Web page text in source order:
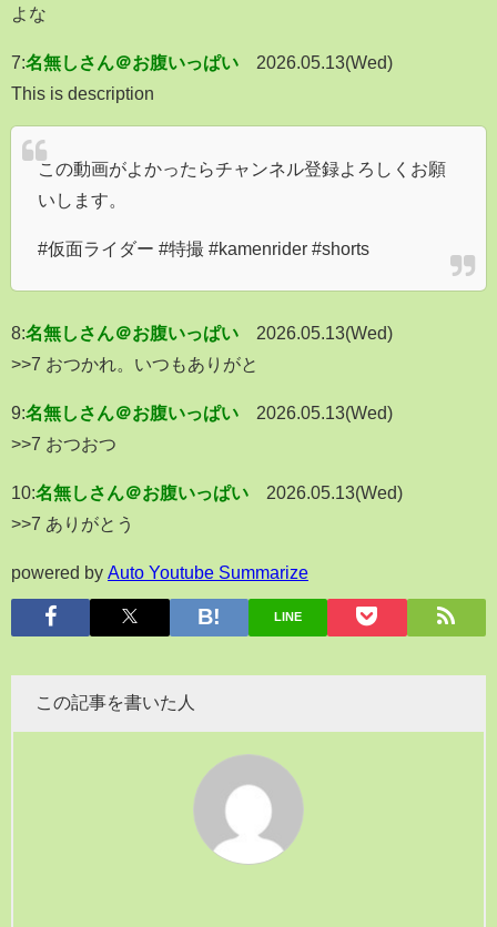
よな
7:名無しさん＠お腹いっぱい
2026.05.13(Wed)
This is description
この動画がよかったらチャンネル登録よろしくお願
いします。
#仮面ライダー #特撮 #kamenrider #shorts
8:名無しさん＠お腹いっぱい
2026.05.13(Wed)
>>7 おつかれ。いつもありがと
9:名無しさん＠お腹いっぱい
2026.05.13(Wed)
>>7 おつおつ
10:名無しさん＠お腹いっぱい
2026.05.13(Wed)
>>7 ありがとう
powered by Auto Youtube Summarize
LINE
この記事を書いた人